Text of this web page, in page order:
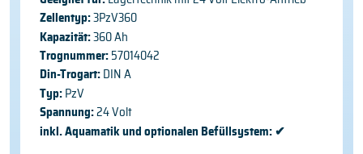
Zellentyp: 3PzV360
Kapazität:360 Ah
Trognummer:57014042
Din-Trogart: DIN A
Typ: PzV
Spannung:24 Volt
inkl. Aquamatik und optionalen Befüllsystem: ✔